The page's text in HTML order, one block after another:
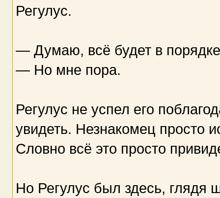
Регулус.
— Думаю, всё будет в
— Но мне пора.
Регулус не успел его
увидеть. Незнакомец просто
Словно всё это просто
Но Регулус был здесь, глядя